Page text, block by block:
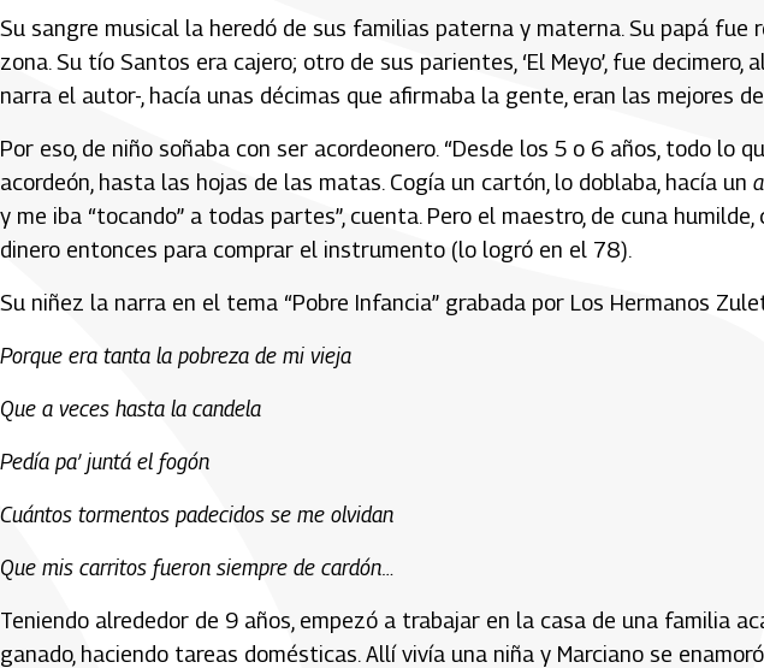
Su sangre musical la heredó de sus familias paterna y materna. Su papá
zona. Su tío Santos era cajero; otro de sus parientes, ‘El Meyo’, fue decimero,
narra el autor-, hacía unas décimas que afirmaba la gente, eran las mejores
Por eso, de niño soñaba con ser acordeonero. “Desde los 5 o 6 años, todo lo
acordeón, hasta las hojas de las matas. Cogía un cartón, lo doblaba, hacía un
y me iba “tocando” a todas partes”, cuenta. Pero el maestro, de cuna
dinero entonces para comprar el instrumento (lo logró en el 78).
Su niñez la narra en el tema “Pobre Infancia” grabada por Los Hermanos
Porque era tanta la pobreza de mi vieja
Que a veces hasta la candela
Pedía pa’ juntá el fogón
Cuántos tormentos padecidos se me olvidan
Que mis carritos fueron siempre de cardón…
Teniendo alrededor de 9 años, empezó a trabajar en la casa de una familia
ganado, haciendo tareas domésticas. Allí vivía una niña y Marciano se